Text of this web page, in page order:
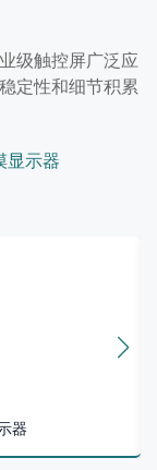
级触控屏广泛应
定性和细节积累
显示器
器